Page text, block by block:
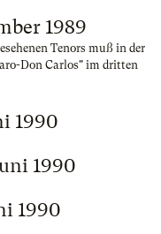
1989
Tenors muß in der
Don Carlos" im dritten
1990
1990
1990